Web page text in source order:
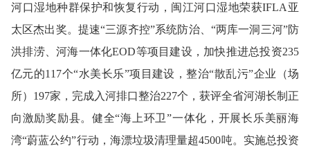
河口湿地种群保护和恢复行动，闽江河口湿地荣获IFLA亚
太区杰出奖。提速“三源齐控”系统防治、“两库一洞三河”防
洪排涝、河海一体化EOD等项目建设，加快推进总投资235
亿元的117个“水美长乐”项目建设，整治“散乱污”企业（场
所）197家，完成入河排口整治227个，获评全省河湖长制正
向激励奖励县。健全“海上环卫”一体化，开展长乐美丽海
湾“蔚蓝公约”行动，海漂垃圾清理量超4500吨。实施总投资